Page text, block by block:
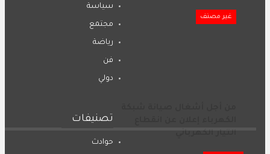
غير مصنف
التيار الكهربائي
سياسة
مجتمع
رياضة
فن
دولي
تصنيفات
حوادث